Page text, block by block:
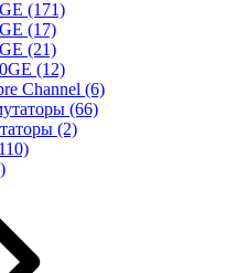
(171)
(17)
(21)
(12)
Channel (6)
(66)
(2)